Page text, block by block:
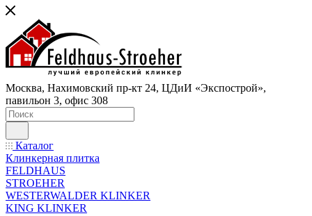
Москва, Нахимовский пр-кт 24, ЦДиИ «Экспострой»,
павильон 3, офис 308
Каталог
Клинкерная плитка
FELDHAUS
STROEHER
WESTERWALDER KLINKER
KING KLINKER